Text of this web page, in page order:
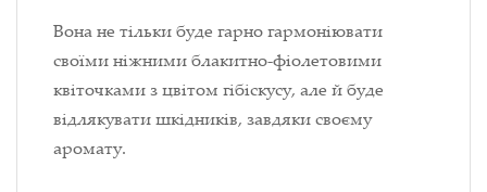
Вона не тільки буде гарно гармоніювати
своїми ніжними блакитно-фіолетовими
квіточками з цвітом гібіскусу, але й буде
відлякувати шкідників, завдяки своєму
аромату.